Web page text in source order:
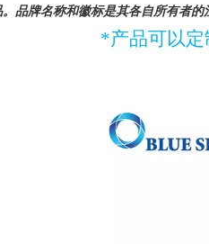
品牌名称和徽标是其各自所有者
*产品可以定